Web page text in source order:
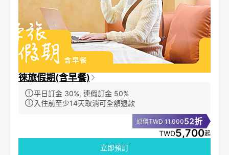
徠旅假期(含早餐)
平日訂金 30%, 連假訂金 50%
入住前至少14天取消可全額退款
原價TWD 11,00052折
TWD5,700起
立即預訂